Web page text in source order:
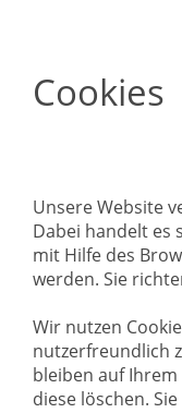
Cookies
Unsere Website
Dabei handelt es
mit Hilfe des
werden. Sie
Wir nutzen
nutzerfreundlich
bleiben auf
diese löschen.